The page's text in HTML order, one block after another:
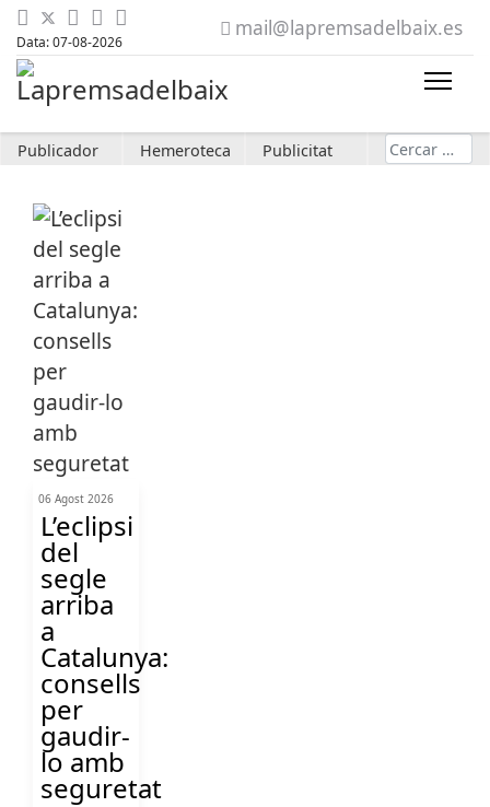
Data: 07-08-2026
mail@lapremsadelbaix.es
Publicador Hemeroteca Publicitat Cerca
06 Agost 2026
L’eclipsi
del
segle
arriba
a
Catalunya:
consells
per
gaudir-
lo amb
seguretat